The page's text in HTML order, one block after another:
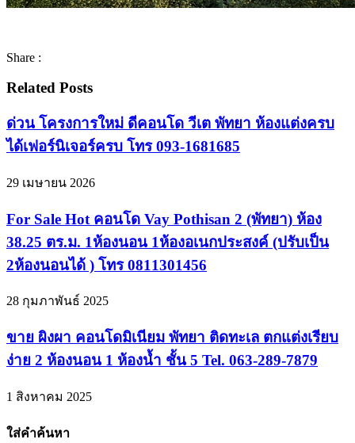
Share :
Related Posts
ด่วน โครงการใหม่ ดีคอนโด วีเต พัทยา ห้องแต่งครบ
ได้เฟอร์นิเจอร์ครบ โทร 093-1681685
29 เมษายน 2026
For Sale Hot คอนโด Vay Pothisan 2 (พัทยา) ห้อง
38.25 ตร.ม. 1ห้องนอน 1ห้องอเนกประสงค์ (ปรับเป็น
2ห้องนอนได้ ) โทร 0811301456
28 กุมภาพันธ์ 2025
ขาย ผิงผา คอนโดมิเนียม พัทยา ติดทะเล ตกแต่งเรียบ
ง่าย 2 ห้องนอน 1 ห้องน้ำ ชั้น 5 Tel. 063-289-7879
1 สิงหาคม 2025
ใส่คำค้นหา